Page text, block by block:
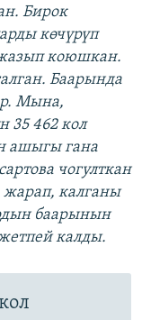
Бирок
көчүрүп
коюшкан.
Баарында
Мына,
35 462 кол
ашыгы гана
чогулткан
жарап, калганы
баарынын
калды.